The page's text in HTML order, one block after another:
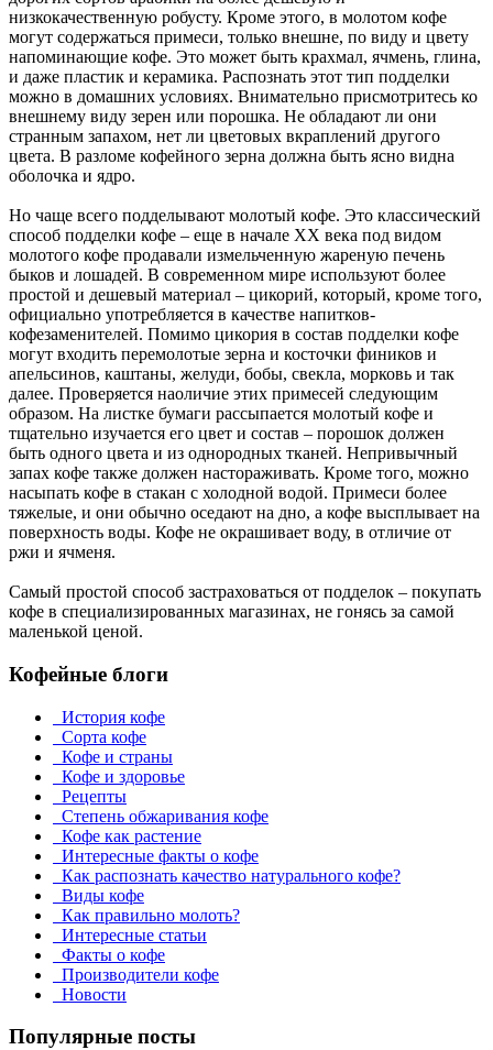
низкокачественную робусту. Кроме этого, в молотом кофе
могут содержаться примеси, только внешне, по виду и цвету
напоминающие кофе. Это может быть крахмал, ячмень, глина,
и даже пластик и керамика. Распознать этот тип подделки
можно в домашних условиях. Внимательно присмотритесь ко
внешнему виду зерен или порошка. Не обладают ли они
странным запахом, нет ли цветовых вкраплений другого
цвета. В разломе кофейного зерна должна быть ясно видна
оболочка и ядро.
Но чаще всего подделывают молотый кофе. Это классический
способ подделки кофе – еще в начале ХХ века под видом
молотого кофе продавали измельченную жареную печень
быков и лошадей. В современном мире используют более
простой и дешевый материал – цикорий, который, кроме того,
официально употребляется в качестве напитков-
кофезаменителей. Помимо цикория в состав подделки кофе
могут входить перемолотые зерна и косточки фиников и
апельсинов, каштаны, желуди, бобы, свекла, морковь и так
далее. Проверяется наоличие этих примесей следующим
образом. На листке бумаги рассыпается молотый кофе и
тщательно изучается его цвет и состав – порошок должен
быть одного цвета и из однородных тканей. Непривычный
запах кофе также должен настораживать. Кроме того, можно
насыпать кофе в стакан с холодной водой. Примеси более
тяжелые, и они обычно оседают на дно, а кофе высплывает на
поверхность воды. Кофе не окрашивает воду, в отличие от
ржи и ячменя.
Самый простой способ застраховаться от подделок – покупать
кофе в специализированных магазинах, не гонясь за самой
маленькой ценой.
Кофейные блоги
История кофе
Сорта кофе
Кофе и страны
Кофе и здоровье
Рецепты
Степень обжаривания кофе
Кофе как растение
Интересные факты о кофе
Как распознать качество натурального кофе?
Виды кофе
Как правильно молоть?
Интересные статьи
Факты о кофе
Производители кофе
Новости
Популярные посты